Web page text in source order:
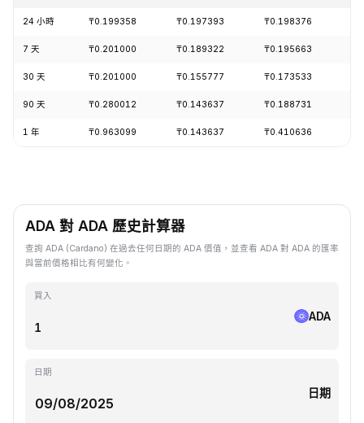
24 小時 ₸0.199358 ₸0.197393 ₸0.198376
7 天 ₸0.201000 ₸0.189322 ₸0.195663
30 天 ₸0.201000 ₸0.155777 ₸0.173533
90 天 ₸0.280012 ₸0.143637 ₸0.188731
1 年 ₸0.963099 ₸0.143637 ₸0.410636
ADA 對 ADA 歷史計算器
查詢 ADA (Cardano) 在過去任何日期的 ADA 價值，並查看 ADA 對 ADA 的匯率
與當前價格相比有何變化。
買入
ADA
日期
日期